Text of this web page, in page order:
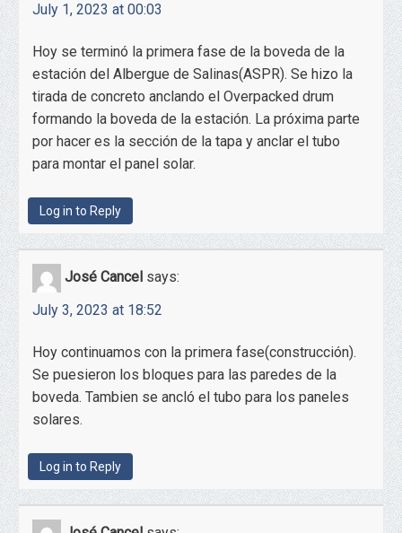
July 1, 2023 at 00:03
Hoy se terminó la primera fase de la boveda de la
estación del Albergue de Salinas(ASPR). Se hizo la
tirada de concreto anclando el Overpacked drum
formando la boveda de la estación. La próxima parte
por hacer es la sección de la tapa y anclar el tubo
para montar el panel solar.
Log in to Reply
José Cancel says:
July 3, 2023 at 18:52
Hoy continuamos con la primera fase(construcción).
Se puesieron los bloques para las paredes de la
boveda. Tambien se ancló el tubo para los paneles
solares.
Log in to Reply